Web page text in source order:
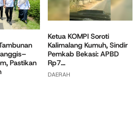
Pastikan
Ketua KOMPI Soroti
Kalimalang Kumuh, Sindir
Pemkab Bekasi: APBD
Rp7...
DAERAH